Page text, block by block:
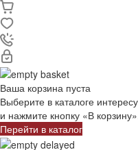
Ваша корзина пуста
Выберите в каталоге
и нажмите кнопку «В
Перейти в каталог